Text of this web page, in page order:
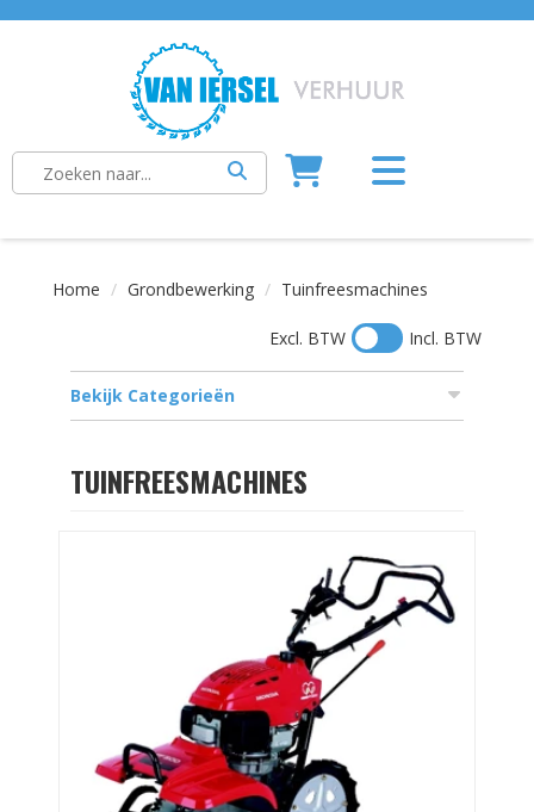
Home Grondbewerking Tuinfreesmachines
Excl. BTW Incl. BTW
Bekijk Categorieën
TUINFREESMACHINES